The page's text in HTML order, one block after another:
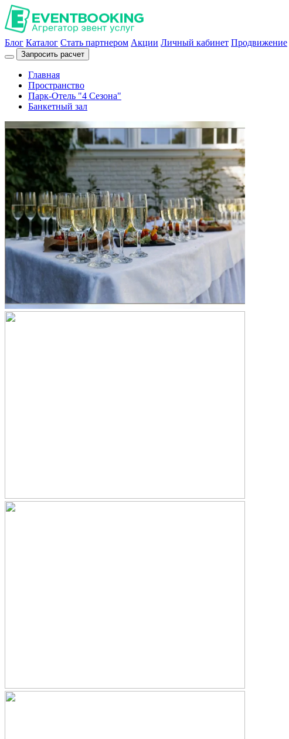
Блог Каталог Стать партнером Акции Личный кабинет Продвижение
Запросить расчет
Главная
Пространство
Парк-Отель "4 Сезона"
Банкетный зал